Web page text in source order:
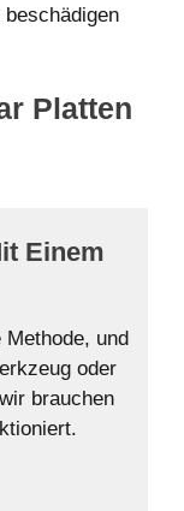
Platten
Einem
und
oder
brauchen